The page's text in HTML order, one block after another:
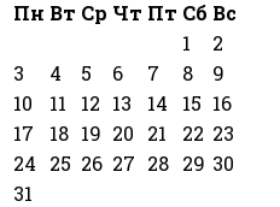
Пн Вт Ср Чт Пт Сб Вс
1
2
3
4 5 6 7 8
9
10
11 12 13 14 15 16
17
18 19 20 21 22 23
24
25 26 27 28 29 30
31